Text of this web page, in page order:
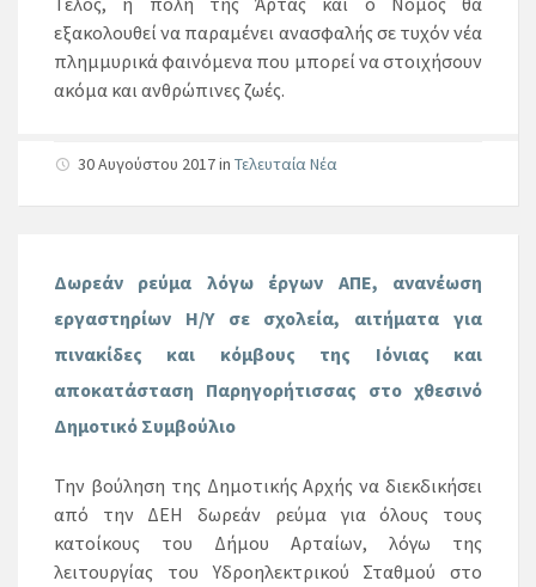
εξακολουθεί να παραμένει ανασφαλής σε τυχόν νέα
πλημμυρικά φαινόμενα που μπορεί να στοιχήσουν
ακόμα και ανθρώπινες ζωές.
30 Αυγούστου 2017in Τελευταία Νέα
Δωρεάν ρεύμα λόγω έργων ΑΠΕ, ανανέωση
εργαστηρίων Η/Υ σε σχολεία, αιτήματα για
πινακίδες και κόμβους της Ιόνιας και
αποκατάσταση Παρηγορήτισσας στο χθεσινό
Δημοτικό Συμβούλιο
Την βούληση της Δημοτικής Αρχής να διεκδικήσει
από την ΔΕΗ δωρεάν ρεύμα για όλους τους
κατοίκους του Δήμου Αρταίων, λόγω της
λειτουργίας του Υδροηλεκτρικού Σταθμού στο